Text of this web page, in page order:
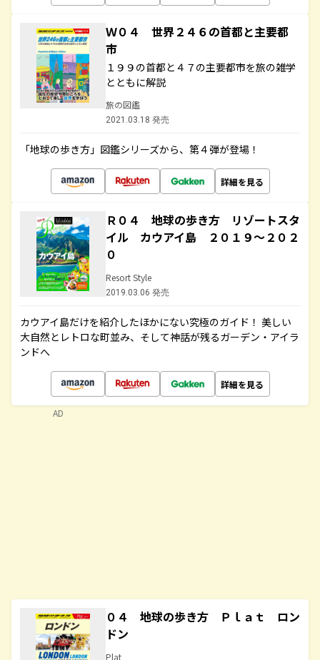
Ｗ０４ 世界２４６の首都と主要都
市
１９９の首都と４７の主要都市を旅の雑学
とともに解説
旅の図鑑
2021.03.18 発売
「地球の歩き方」図鑑シリーズから、第４弾が登場！
詳細を見る
Ｒ０４ 地球の歩き方 リゾートスタ
イル カウアイ島 ２０１９～２０２
０
Resort Style
2019.03.06 発売
カウアイ島だけを紹介したほかにない究極のガイド！ 美しい
大自然とレトロな町並み、そして神話が残るガーデン・アイラ
ンドへ
詳細を見る
０４ 地球の歩き方 Ｐｌａｔ ロン
ドン
Plat
AD